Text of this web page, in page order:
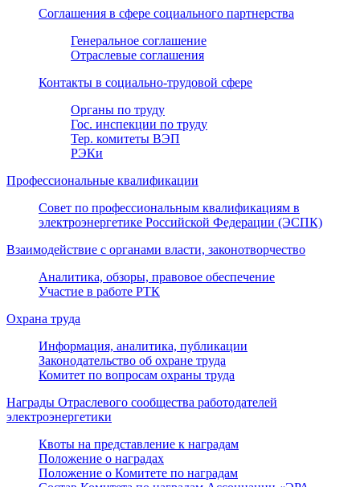
Соглашения в сфере социального партнерства
Генеральное соглашение
Отраслевые соглашения
Контакты в социально-трудовой сфере
Органы по труду
Гос. инспекции по труду
Тер. комитеты ВЭП
РЭКи
Профессиональные квалификации
Совет по профессиональным квалификациям в
электроэнергетике Российской Федерации (ЭСПК)
Взаимодействие с органами власти, законотворчество
Аналитика, обзоры, правовое обеспечение
Участие в работе РТК
Охрана труда
Информация, аналитика, публикации
Законодательство об охране труда
Комитет по вопросам охраны труда
Награды Отраслевого сообщества работодателей
электроэнергетики
Квоты на представление к наградам
Положение о наградах
Положение о Комитете по наградам